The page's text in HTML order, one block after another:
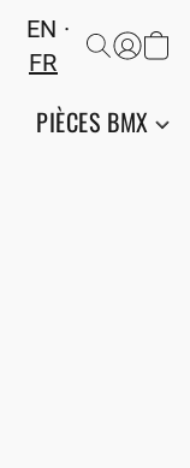
EN
FR
PIÈCES BMX